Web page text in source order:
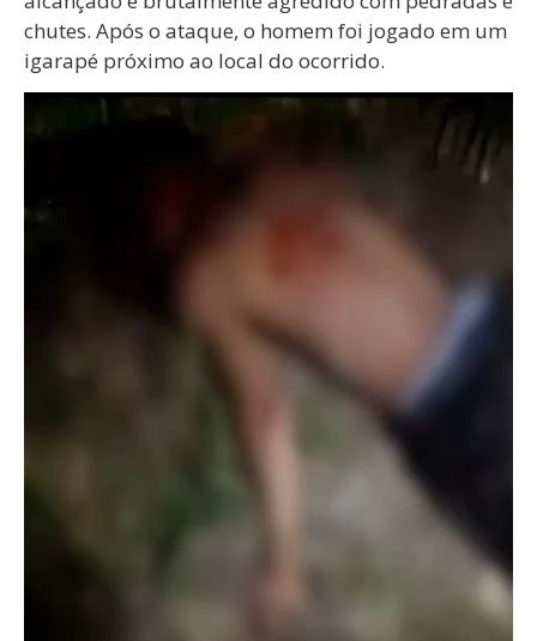
chutes. Após o ataque, o homem foi jogado em um
igarapé próximo ao local do ocorrido.